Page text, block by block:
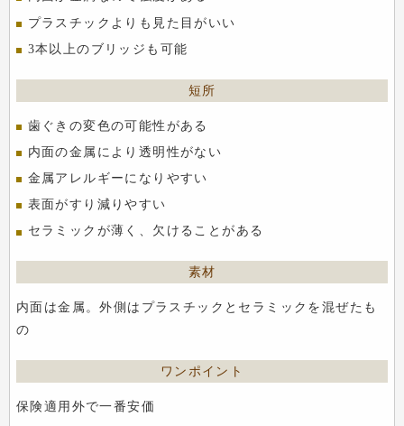
プラスチックよりも見た目がいい
3本以上のブリッジも可能
歯ぐきの変色の可能性がある
内面の金属により透明性がない
金属アレルギーになりやすい
表面がすり減りやすい
セラミックが薄く、欠けることがある
内面は金属。外側はプラスチックとセラミックを混ぜたも
の
保険適用外で一番安価